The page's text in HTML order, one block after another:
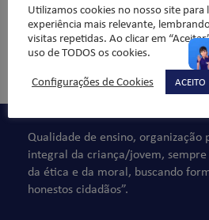
Qualidade de ensino,
integral da criança/jovem,
da ética e da moral, buscando
honestos cidadãos”.
Utilizamos cookies no nosso site
experiência mais relevante,
visitas repetidas. Ao clicar em
uso de TODOS os cookies.
Configurações de Cookies
ACEITO